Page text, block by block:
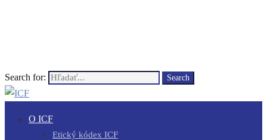
Search for: Search
O ICF
Etický kódex ICF